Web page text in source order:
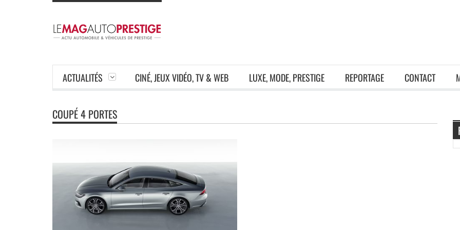
ACTUALITÉS CINÉ, JEUX VIDÉO, TV & WEB LUXE, MODE, PRESTIGE REPORTAGE CONTACT
COUPÉ 4 PORTES